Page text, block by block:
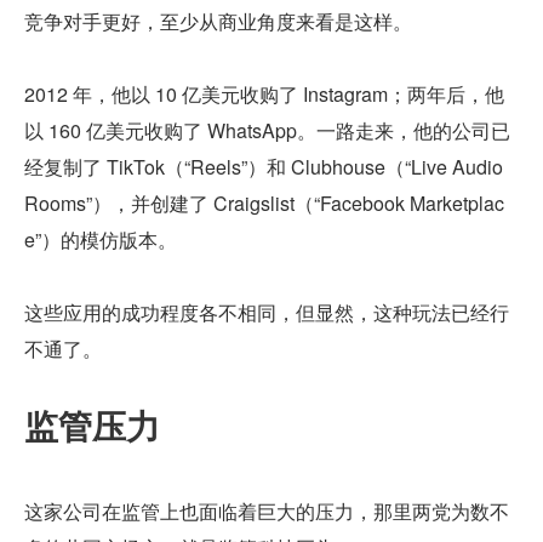
竞争对手更好，至少从商业角度来看是这样。
2012 年，他以 10 亿美元收购了 Instagram；两年后，他
以 160 亿美元收购了 WhatsApp。一路走来，他的公司已
经复制了 TikTok（“Reels”）和 Clubhouse（“Live Audio
Rooms”），并创建了 Craigslist（“Facebook Marketplac
e”）的模仿版本。
这些应用的成功程度各不相同，但显然，这种玩法已经行
不通了。
监管压力
这家公司在监管上也面临着巨大的压力，那里两党为数不